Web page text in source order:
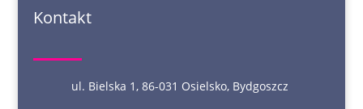
Kontakt
ul. Bielska 1, 86-031 Osielsko, Bydgoszcz